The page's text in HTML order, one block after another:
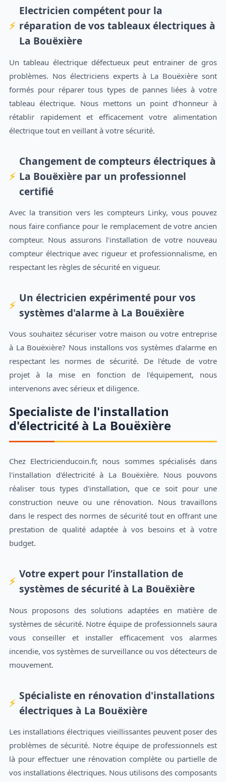
Electricien compétent pour la
réparation de vos tableaux électriques à
La Bouëxière
Un tableau électrique défectueux peut entrainer de gros
problèmes. Nos électriciens experts à La Bouëxière sont
formés pour réparer tous types de pannes liées à votre
tableau électrique. Nous mettons un point d’honneur à
rétablir rapidement et efficacement votre alimentation
électrique tout en veillant à votre sécurité.
Changement de compteurs électriques à
La Bouëxière par un professionnel
certifié
Avec la transition vers les compteurs Linky, vous pouvez
nous faire confiance pour le remplacement de votre ancien
compteur. Nous assurons l'installation de votre nouveau
compteur électrique avec rigueur et professionnalisme, en
respectant les règles de sécurité en vigueur.
Un électricien expérimenté pour vos
systèmes d'alarme à La Bouëxière
Vous souhaitez sécuriser votre maison ou votre entreprise
à La Bouëxière? Nous installons vos systèmes d'alarme en
respectant les normes de sécurité. De l'étude de votre
projet à la mise en fonction de l'équipement, nous
intervenons avec sérieux et diligence.
Specialiste de l'installation
d'électricité à La Bouëxière
Chez Electricienducoin.fr, nous sommes spécialisés dans
l'installation d'électricité à La Bouëxière. Nous pouvons
réaliser tous types d'installation, que ce soit pour une
construction neuve ou une rénovation. Nous travaillons
dans le respect des normes de sécurité tout en offrant une
prestation de qualité adaptée à vos besoins et à votre
budget.
Votre expert pour l’installation de
systèmes de sécurité à La Bouëxière
Nous proposons des solutions adaptées en matière de
systèmes de sécurité. Notre équipe de professionnels saura
vous conseiller et installer efficacement vos alarmes
incendie, vos systèmes de surveillance ou vos détecteurs de
mouvement.
Spécialiste en rénovation d'installations
électriques à La Bouëxière
Les installations électriques vieillissantes peuvent poser des
problèmes de sécurité. Notre équipe de professionnels est
là pour effectuer une rénovation complète ou partielle de
vos installations électriques. Nous utilisons des composants